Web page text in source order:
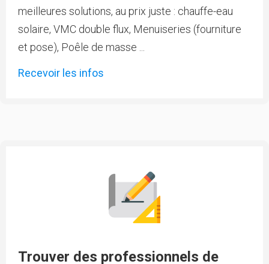
meilleures solutions, au prix juste : chauffe-eau
solaire, VMC double flux, Menuiseries (fourniture
et pose), Poêle de masse ...
Recevoir les infos
Trouver des professionnels de